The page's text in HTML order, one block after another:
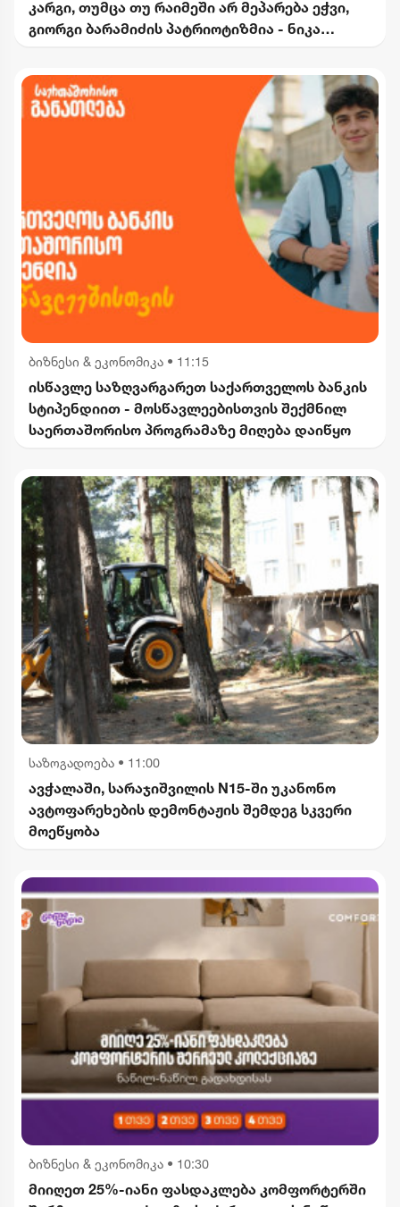
კარგი, თუმცა თუ რაიმეში არ მეპარება ეჭვი,
გიორგი ბარამიძის პატრიოტიზმია - ნიკა
ბიზნესი & ეკონომიკა • 11:15
ისწავლე საზღვარგარეთ საქართველოს ბანკის
სტიპენდიით - მოსწავლეებისთვის შექმნილ
საერთაშორისო პროგრამაზე მიღება დაიწყო
საზოგადოება • 11:00
ავჭალაში, სარაჯიშვილის N15-ში უკანონო
ავტოფარეხების დემონტაჟის შემდეგ სკვერი
მოეწყობა
ბიზნესი & ეკონომიკა • 10:30
მიიღეთ 25%-იანი ფასდაკლება კომფორტერში